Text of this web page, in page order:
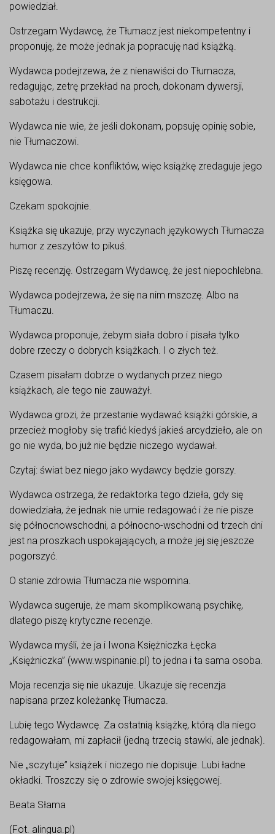
powiedział.
Ostrzegam Wydawcę, że Tłumacz jest niekompetentny i
proponuję, że może jednak ja popracuję nad książką.
Wydawca podejrzewa, że z nienawiści do Tłumacza,
redagując, zetrę przekład na proch, dokonam dywersji,
sabotażu i destrukcji.
Wydawca nie wie, że jeśli dokonam, popsuję opinię sobie,
nie Tłumaczowi.
Wydawca nie chce konfliktów, więc książkę zredaguje jego
księgowa.
Czekam spokojnie.
Książka się ukazuje, przy wyczynach językowych Tłumacza
humor z zeszytów to pikuś.
Piszę recenzję. Ostrzegam Wydawcę, że jest niepochlebna.
Wydawca podejrzewa, że się na nim mszczę. Albo na
Tłumaczu.
Wydawca proponuje, żebym siała dobro i pisała tylko
dobre rzeczy o dobrych książkach. I o złych też.
Czasem pisałam dobrze o wydanych przez niego
książkach, ale tego nie zauważył.
Wydawca grozi, że przestanie wydawać książki górskie, a
przecież mogłoby się trafić kiedyś jakieś arcydzieło, ale on
go nie wyda, bo już nie będzie niczego wydawał.
Czytaj: świat bez niego jako wydawcy będzie gorszy.
Wydawca ostrzega, że redaktorka tego dzieła, gdy się
dowiedziała, że jednak nie umie redagować i że nie pisze
się północnowschodni, a północno-wschodni od trzech dni
jest na proszkach uspokajających, a może jej się jeszcze
pogorszyć.
O stanie zdrowia Tłumacza nie wspomina.
Wydawca sugeruje, że mam skomplikowaną psychikę,
dlatego piszę krytyczne recenzje.
Wydawca myśli, że ja i Iwona Księżniczka Łęcka
„Księżniczka” (www.wspinanie.pl) to jedna i ta sama osoba.
Moja recenzja się nie ukazuje. Ukazuje się recenzja
napisana przez koleżankę Tłumacza.
Lubię tego Wydawcę. Za ostatnią książkę, którą dla niego
redagowałam, mi zapłacił (jedną trzecią stawki, ale jednak).
Nie „sczytuje” książek i niczego nie dopisuje. Lubi ładne
okładki. Troszczy się o zdrowie swojej księgowej.
Beata Słama
(Fot. alingua.pl)